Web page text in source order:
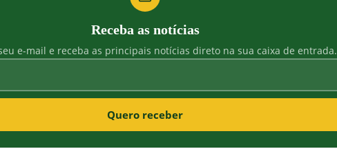
Receba as notícias
e-mail e receba as principais notícias direto na sua caixa de entrada.
Quero receber